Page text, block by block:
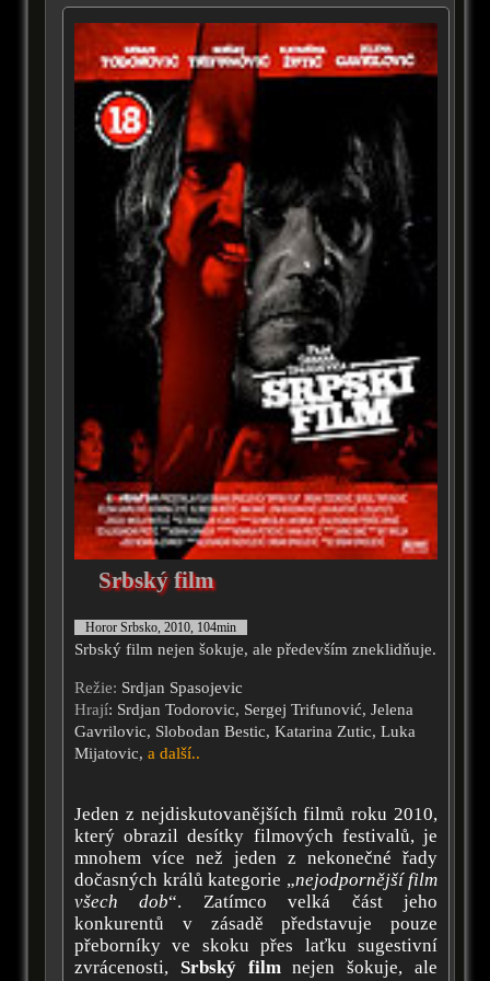
Srbský film
Horor Srbsko, 2010, 104min
Srbský film nejen šokuje, ale především zneklidňuje.
Režie: Srdjan Spasojevic
Hrají: Srdjan Todorovic, Sergej Trifunović, Jelena
Gavrilovic, Slobodan Bestic, Katarina Zutic, Luka
Mijatovic, a další..
Jeden z nejdiskutovanějších filmů roku 2010,
který obrazil desítky filmových festivalů, je
mnohem více než jeden z nekonečné řady
dočasných králů kategorie „nejodpornější film
všech dob“. Zatímco velká část jeho
konkurentů v zásadě představuje pouze
přeborníky ve skoku přes laťku sugestivní
zvrácenosti, Srbský filmnejen šokuje, ale